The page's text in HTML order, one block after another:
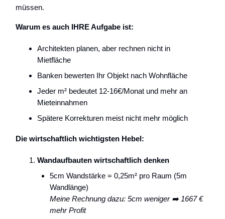
müssen.
Warum es auch IHRE Aufgabe ist:
Architekten planen, aber rechnen nicht in
Mietfläche
Banken bewerten Ihr Objekt nach Wohnfläche
Jeder m² bedeutet 12-16€/Monat und mehr an
Mieteinnahmen
Spätere Korrekturen meist nicht mehr möglich
Die wirtschaftlich wichtigsten Hebel:
Wandaufbauten wirtschaftlich denken
5cm Wandstärke = 0,25m² pro Raum (5m
Wandlänge)
Meine Rechnung dazu: 5cm weniger ➡️ 1667 €
mehr Profit